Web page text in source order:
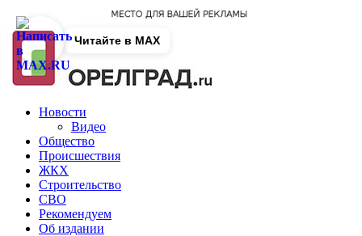
Новости
Видео
Общество
Происшествия
ЖКХ
Строительство
СВО
Рекомендуем
Об издании
Читайте в MAX